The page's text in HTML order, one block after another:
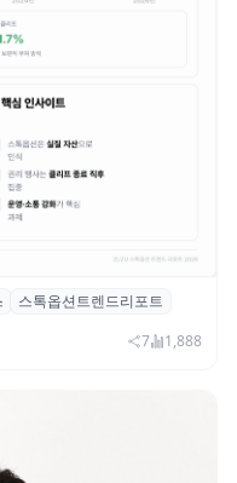
18.2%→31.3%…
급증
스톡옵션트렌드리포트
7 1,888